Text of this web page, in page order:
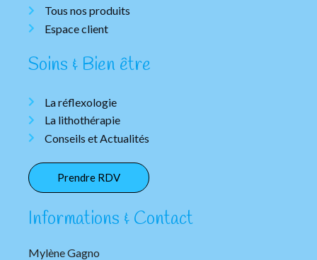
Tous nos produits
Espace client
Soins & Bien être
La réflexologie
La lithothérapie
Conseils et Actualités
Prendre RDV
Informations & Contact
Mylène Gagno